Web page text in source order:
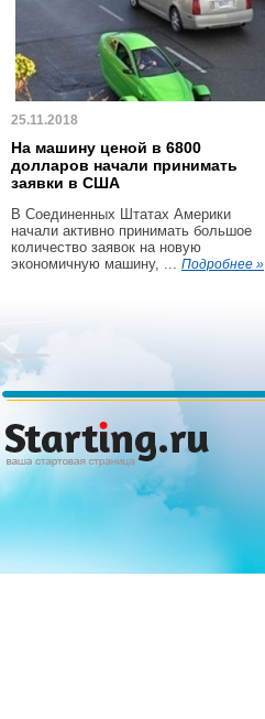
25.11.2018
На машину ценой в 6800
долларов начали принимать
заявки в США
В Соединенных Штатах Америки
начали активно принимать большое
количество заявок на новую
экономичную машину, ... Подробнее »